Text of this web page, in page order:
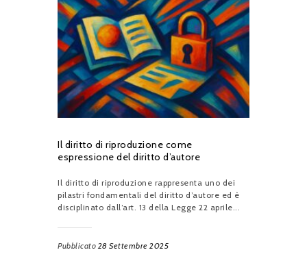
Il diritto di riproduzione come
espressione del diritto d’autore
Il diritto di riproduzione rappresenta uno dei
pilastri fondamentali del diritto d’autore ed è
disciplinato dall’art. 13 della Legge 22 aprile...
Pubblicato 28 Settembre 2025